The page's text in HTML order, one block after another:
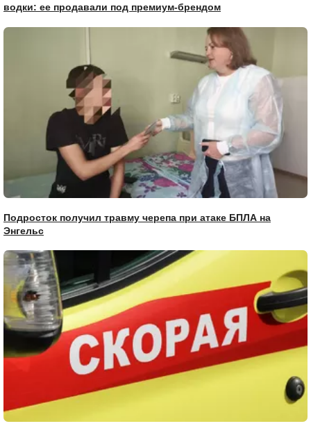
водки: ее продавали под премиум-брендом
Подросток получил травму черепа при атаке БПЛА на
Энгельс